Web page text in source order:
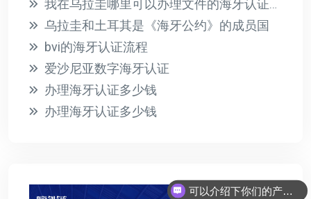
我在乌拉圭哪里可以办理文件的海牙认证？有哪些必要的要求？
乌拉圭和土耳其是《海牙公约》的成员国
bvi的海牙认证流程
爱沙尼亚数字海牙认证
办理海牙认证多少钱
办理海牙认证多少钱
可以介绍下你们的产品么？